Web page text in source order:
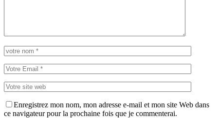
Enregistrez mon nom, mon adresse e-mail et mon site Web dans
ce navigateur pour la prochaine fois que je commenterai.